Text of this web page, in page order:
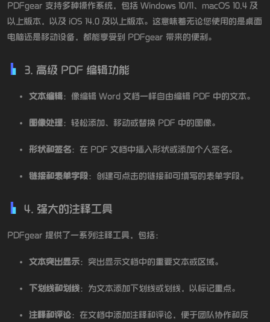
PDFgear 支持多种操作系统，包括 Windows 10/11、macOS 10.4 及
以上版本，以及 iOS 14.0 及以上版本。这意味着无论您使用的是桌面
电脑还是移动设备，都能享受到 PDFgear 带来的便利。
3. 高级 PDF 编辑功能
文本编辑：像编辑 Word 文档一样自由编辑 PDF 中的文本。
图像处理：轻松添加、移动或替换 PDF 中的图像。
形状和签名：在 PDF 文档中插入形状或添加个人签名。
链接和表单字段：创建可点击的链接和可填写的表单字段。
4. 强大的注释工具
PDFgear 提供了一系列注释工具，包括：
文本突出显示：突出显示文档中的重要文本或区域。
下划线和划线：为文本添加下划线或划线，以标记重点。
注释和评论：在文档中添加注释和评论，便于团队协作和反